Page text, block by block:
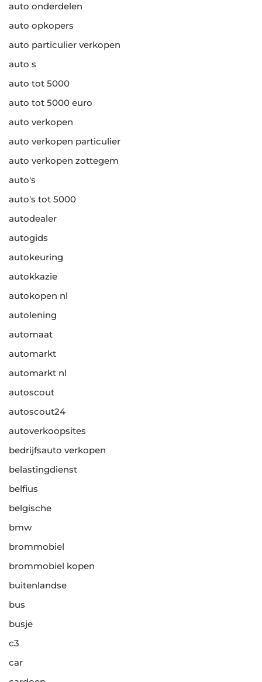
auto onderdelen
auto opkopers
auto particulier verkopen
auto s
auto tot 5000
auto tot 5000 euro
auto verkopen
auto verkopen particulier
auto verkopen zottegem
auto's
auto's tot 5000
autodealer
autogids
autokeuring
autokkazie
autokopen nl
autolening
automaat
automarkt
automarkt nl
autoscout
autoscout24
autoverkoopsites
bedrijfsauto verkopen
belastingdienst
belfius
belgische
bmw
brommobiel
brommobiel kopen
buitenlandse
bus
busje
c3
car